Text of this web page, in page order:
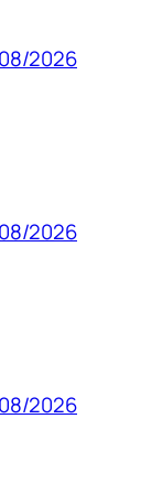
2026
2026
2026